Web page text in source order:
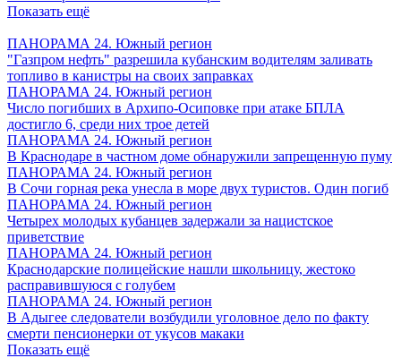
Показать ещё
ПАНОРАМА 24. Южный регион
"Газпром нефть" разрешила кубанским водителям заливать
топливо в канистры на своих заправках
ПАНОРАМА 24. Южный регион
Число погибших в Архипо-Осиповке при атаке БПЛА
достигло 6, среди них трое детей
ПАНОРАМА 24. Южный регион
В Краснодаре в частном доме обнаружили запрещенную пуму
ПАНОРАМА 24. Южный регион
В Сочи горная река унесла в море двух туристов. Один погиб
ПАНОРАМА 24. Южный регион
Четырех молодых кубанцев задержали за нацистское
приветствие
ПАНОРАМА 24. Южный регион
Краснодарские полицейские нашли школьницу, жестоко
расправившуюся с голубем
ПАНОРАМА 24. Южный регион
В Адыгее следователи возбудили уголовное дело по факту
смерти пенсионерки от укусов макаки
Показать ещё